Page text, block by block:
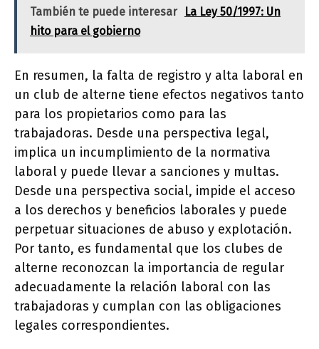
También te puede interesar
La Ley 50/1997: Un
hito para el gobierno
En resumen, la falta de registro y alta laboral en
un club de alterne tiene efectos negativos tanto
para los propietarios como para las
trabajadoras. Desde una perspectiva legal,
implica un incumplimiento de la normativa
laboral y puede llevar a sanciones y multas.
Desde una perspectiva social, impide el acceso
a los derechos y beneficios laborales y puede
perpetuar situaciones de abuso y explotación.
Por tanto, es fundamental que los clubes de
alterne reconozcan la importancia de regular
adecuadamente la relación laboral con las
trabajadoras y cumplan con las obligaciones
legales correspondientes.